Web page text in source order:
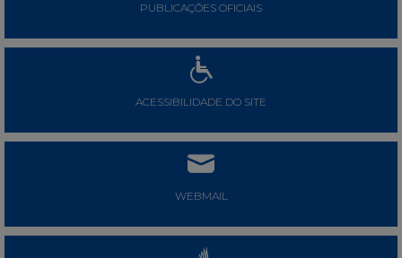
PUBLICAÇÕES OFICIAIS
ACESSIBILIDADE DO SITE
WEBMAIL